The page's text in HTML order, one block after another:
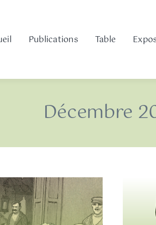
Publications Table
Décembre